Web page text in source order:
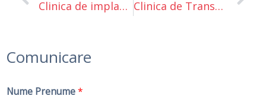
Clinica de implant de par Timişoara Clinica de Transplant de Par Buzau
Comunicare
Nume Prenume*